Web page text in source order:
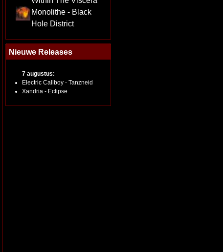
Monolithe - Black
Hole District
Nieuwe Releases
7 augustus:
Electric Callboy - Tanzneid
Xandria - Eclipse